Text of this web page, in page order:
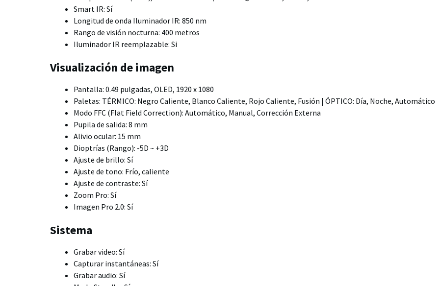
Smart IR: Sí
Longitud de onda Iluminador IR: 850 nm
Rango de visión nocturna: 400 metros
Iluminador IR reemplazable: Si
Visualización de imagen
Pantalla: 0.49 pulgadas, OLED, 1920 x 1080
Paletas: TÉRMICO: Negro Caliente, Blanco Caliente, Rojo Caliente, Fusión | ÓPTICO: Día, Noche, Automático
Modo FFC (Flat Field Correction): Automático, Manual, Corrección Externa
Pupila de salida: 8 mm
Alivio ocular: 15 mm
Dioptrías (Rango): -5D ~ +3D
Ajuste de brillo: Sí
Ajuste de tono: Frío, caliente
Ajuste de contraste: Sí
Zoom Pro: Sí
Imagen Pro 2.0: Sí
Sistema
Grabar video: Sí
Capturar instantáneas: Sí
Grabar audio: Sí